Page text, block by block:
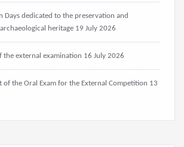
Days dedicated to the preservation and
heritage 19 July 2026
the external examination 16 July 2026
of the Oral Exam for the External Competition 13